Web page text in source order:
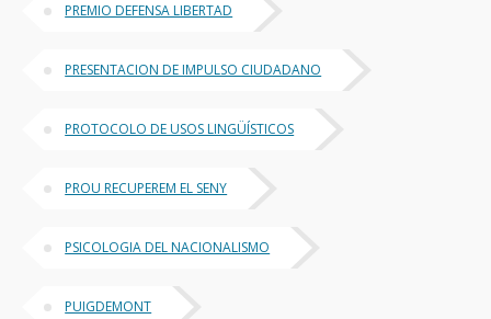
PREMIO DEFENSA LIBERTAD
PRESENTACION DE IMPULSO CIUDADANO
PROTOCOLO DE USOS LINGÜÍSTICOS
PROU RECUPEREM EL SENY
PSICOLOGIA DEL NACIONALISMO
PUIGDEMONT